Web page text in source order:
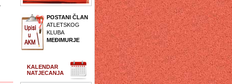
POSTANI ČLAN
ATLETSKOG
KLUBA
MEĐIMURJE
KALENDAR
NATJECANJA